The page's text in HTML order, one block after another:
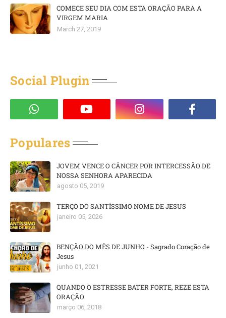
COMECE SEU DIA COM ESTA ORAÇÃO PARA A
VIRGEM MARIA
March 27, 2019
Social Plugin
Populares
JOVEM VENCE O CÂNCER POR INTERCESSÃO DE
NOSSA SENHORA APARECIDA
agosto 05, 2019
TERÇO DO SANTÍSSIMO NOME DE JESUS
janeiro 05, 2026
BENÇÃO DO MÊS DE JUNHO - Sagrado Coração de
Jesus
junho 01, 2021
QUANDO O ESTRESSE BATER FORTE, REZE ESTA
ORAÇÃO
março 06, 2018